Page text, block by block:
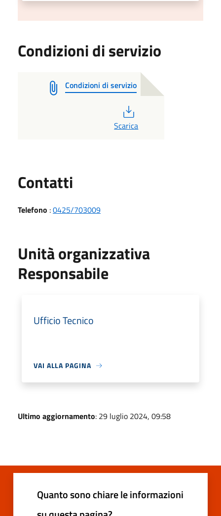
Condizioni di servizio
Condizioni di servizio
Scarica
Contatti
Telefono :0425/703009
Unità organizzativa
Responsabile
Ufficio Tecnico
VAI ALLA PAGINA
Ultimo aggiornamento: 29 luglio 2024, 09:58
Quanto sono chiare le informazioni